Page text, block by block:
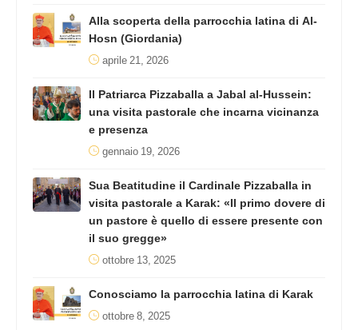
Alla scoperta della parrocchia latina di Al-
Hosn (Giordania)
aprile 21, 2026
Il Patriarca Pizzaballa a Jabal al-Hussein:
una visita pastorale che incarna vicinanza
e presenza
gennaio 19, 2026
Sua Beatitudine il Cardinale Pizzaballa in
visita pastorale a Karak: «Il primo dovere di
un pastore è quello di essere presente con
il suo gregge»
ottobre 13, 2025
Conosciamo la parrocchia latina di Karak
ottobre 8, 2025